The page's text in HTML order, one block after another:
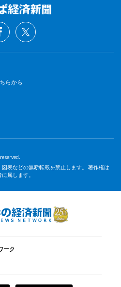
らから
表などの無断転載を禁止します。 著作権は
属します。
ーク